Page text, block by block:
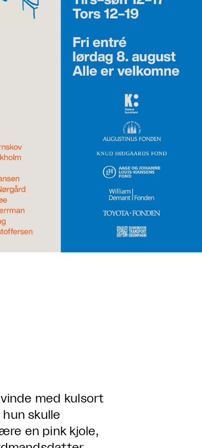
med kulsort
skulle
en pink kjole,